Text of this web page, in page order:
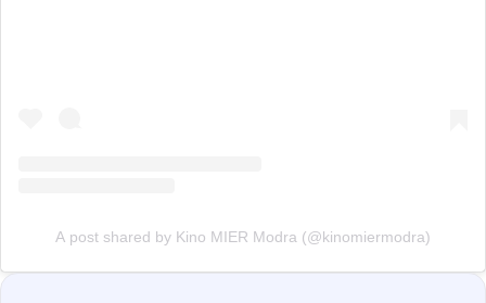
A post shared by Kino MIER Modra (@kinomiermodra)